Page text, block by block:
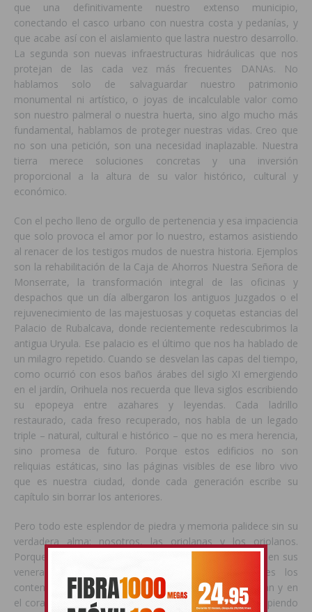
que una definitivamente nuestro extenso municipio,
conectando el casco urbano con nuestra costa y pedanías, y
que acabe así con el aislamiento que lastra nuestro desarrollo.
La segunda son nuevas infraestructuras hidráulicas que nos
protejan de las cada vez más frecuentes DANAs. No
hablamos solo de salvaguardar nuestro patrimonio
monumental ni artístico, o joyas de incalculable valor como
son nuestro palmeral o nuestra huerta, sino algo mucho más
fundamental, hablamos de proteger nuestras vidas. Creo que
no son una petición, son una necesidad inaplazable. Nuestra
tierra merece soluciones concretas y una inversión
proporcional a la altura de su valor histórico, cultural y
económico.
Con el pecho lleno de orgullo de pertenencia y esa impaciencia
que solo provoca el amor por lo nuestro, estamos asistiendo
al renacer de los testigos mudos de nuestra historia. Ejemplos
son la rehabilitación de la Caja de Ahorros Nuestra Señora de
Monserrate, la transformación integral de las oficinas y
despachos que un día albergaron los antiguos Juzgados o el
rejuvenecimiento de las majestuosas y coquetas estancias del
Palacio de Rubalcava, donde recientemente redescubrimos la
antigua Uryula. Ese palacio es el último que nos ha hablado de
un milagro repetido. Cuando se desvelan las capas del tiempo,
como ocurrió con esos baños árabes del siglo XI emergiendo
en el jardín, Orihuela nos recuerda que lleva siglos escribiendo
su epopeya entre azahares y leyendas. Cada ladrillo
restaurado, cada freso recuperado, nos habla de un legado
triple – natural, cultural e histórico – que no es mera herencia,
sino promesa de futuro. Porque estos edificios no son
reliquias estáticas, sino las páginas visibles de ese libro vivo
que es nuestra ciudad, donde cada generación escribe su
capítulo sin borrar los anteriores.
Pero todo este esplendor de piedra y memoria palidece sin su
verdadera alma: nosotros, las oriolanas y los oriolanos.
Porque el verdadero tesoro de nuestra ciudad no está en sus
venerables muros, sino en la mirada de quienes los
contemplamos admirados, en las manos que los cuidan y en
el corazón de quienes, como nosotros, seguimos esculpiendo